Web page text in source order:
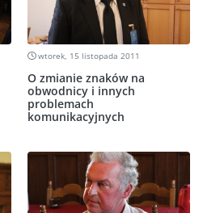
wtorek, 15 listopada 2011
O zmianie znaków na
obwodnicy i innych
problemach
komunikacyjnych